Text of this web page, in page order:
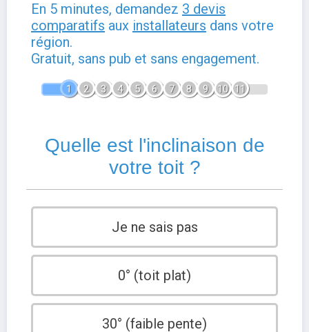
En 5 minutes, demandez 3 devis
comparatifs aux installateurs dans votre
région.
Gratuit, sans pub et sans engagement.
1 2 3 4 5 6 7 8 9 10 11
Quelle est l'inclinaison de
votre toit ?
Je ne sais pas
0° (toit plat)
30° (faible pente)